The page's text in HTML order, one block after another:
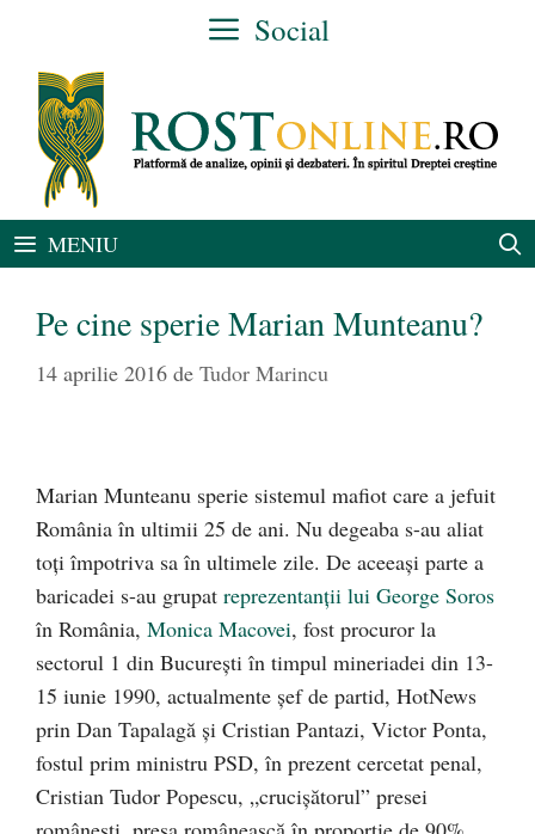
conținut
Social
MENIU
Pe cine sperie Marian Munteanu?
14 aprilie 2016 de Tudor Marincu
Marian Munteanu sperie sistemul mafiot care a jefuit
România în ultimii 25 de ani. Nu degeaba s-au aliat
toți împotriva sa în ultimele zile. De aceeași parte a
baricadei s-au grupat reprezentanții lui George Soros
în România, Monica Macovei, fost procuror la
sectorul 1 din București în timpul mineriadei din 13-
15 iunie 1990, actualmente șef de partid, HotNews
prin Dan Tapalagă și Cristian Pantazi, Victor Ponta,
fostul prim ministru PSD, în prezent cercetat penal,
Cristian Tudor Popescu, „crucișătorul” presei